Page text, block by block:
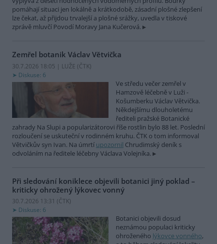
pomáhají situaci jen lokálně a krátkodobě, zásadní plošné zlepšení
lze čekat, až přijdou trvalejší a plošné srážky, uvedla v tiskové
zprávě mluvčí Povodí Moravy Jana Kučerová.
Zemřel botanik Václav Větvička
30.7.2026 18:05 | LUŽE (ČTK)
Diskuse: 6
Ve středu večer zemřel v
Hamzově léčebně v Luži -
Košumberku Václav Větvička.
Někdejšímu dlouholetému
řediteli pražské Botanické
zahrady Na Slupi a popularizátorovi říše rostlin bylo 88 let. Poslední
rozloučení se uskuteční v rodinném kruhu. ČTK o tom informoval
Větvičkův syn Ivan. Na úmrtí upozornil Chrudimský deník s
odvoláním na ředitele léčebny Václava Volejníka.
Při sledování koniklece objevili botanici jiný poklad –
kriticky ohrožený lýkovec vonný
30.7.2026 13:31 (ČTK)
Diskuse: 6
Botanici objevili dosud
neznámou populaci kriticky
ohroženého lýkovce vonného,